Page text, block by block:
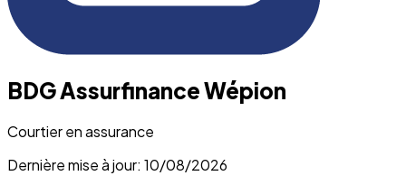
BDG Assurfinance Wépion
Courtier en assurance
Dernière mise à jour: 10/08/2026